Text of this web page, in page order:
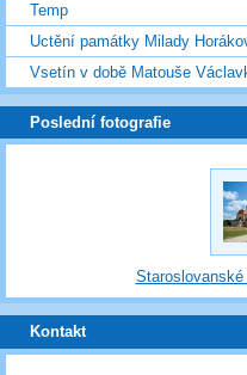
Temp
Uctění památky Milady
Vsetín v době Matouše
Poslední fotografie
Kontakt